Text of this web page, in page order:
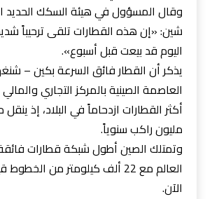
وقال المسؤول في هيئة السكك الحديد
شين: «إن هذه القطارات تلقى ترحيباً
اليوم قد بيعت قبل أسبوع».
يذكر أن القطار فائق السرعة بكين –
العاصمة الصينية بالمركز التجاري
مليون راكب سنوياً.
وتمتلك الصين أطول شبكة قطارات
العالم مع 22 ألف كيلومتر من
الآن.